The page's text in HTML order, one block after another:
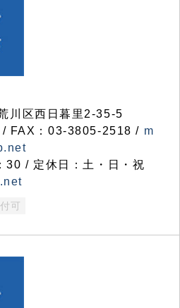
川区西日暮里2-35-5
FAX：03-3805-2518 / m
30 / 定休日：土・日・祝
可